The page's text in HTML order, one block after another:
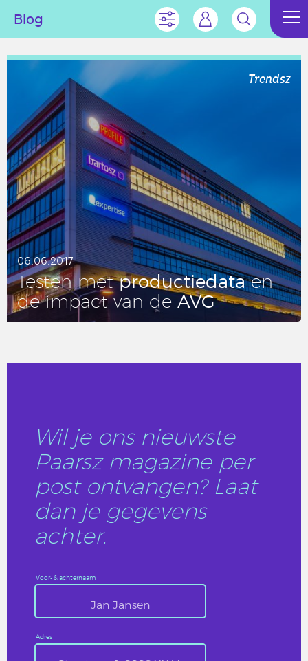
Blog
Trendsz
06.06.2017
Testen metpro­duc­tie­da­taen
de impact van de AVG
Wil je ons nieuwste
Paarsz magazine per
post ontvangen? Laat
dan je gegevens
achter.
Voor- & achternaam
Adres